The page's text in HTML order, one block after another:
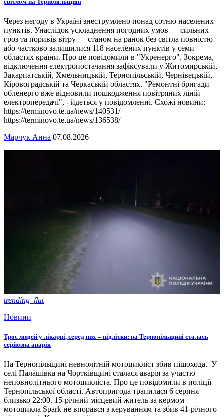
світлом на Тернопільщині
Через негоду в Україні знеструмлено понад сотню населених
пунктів. Унаслідок ускладнення погодних умов — сильних
гроз та поривів вітру — станом на ранок без світла повністю
або частково залишилися 118 населених пунктів у семи
областях країни. Про це повідомили в "Укренерго". Зокрема,
відключення електропостачання зафіксували у Житомирській,
Закарпатській, Хмельницькій, Тернопільській, Чернівецькій,
Кіровоградській та Черкаській областях. "Ремонтні бригади
обленерго вже відновили пошкодження повітряних ліній
електропередачі", - йдеться у повідомленні. Схожі новини:
https://terminovo.te.ua/news/140531/
https://terminovo.te.ua/news/136538/
Марчук Анна 07.08.2026
trending_flat
Новини
Троє людей у лікарні, серед них – підлітки: на Тернопільщині сталась
серйозна аварія
На Тернопільщині невнолітній мотоцикліст збив пішохода. У
селі Палашівка на Чортківщині сталася аварія за участю
неповнолітнього мотоцикліста. Про це повідомили в поліції
Тернопільської області. Автопригода трапилася 6 серпня
близько 22:00. 15-річний місцевий житель за кермом
мотоцикла Spark не впорався з керуванням та збив 41-річного